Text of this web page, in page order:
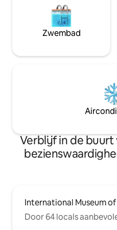
Zwembad
Verblijf in de buurt
International Museum of
Door 64 locals